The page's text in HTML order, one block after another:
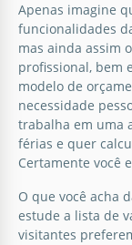
Se você
um orçamento
todos os
comida e
Google Docs
Apenas imagine
funcionalidades
mas ainda assim
profissional, bem
modelo de
necessidade
trabalha em uma
férias e quer
Certamente você
O que você acha
estude a lista de
visitantes